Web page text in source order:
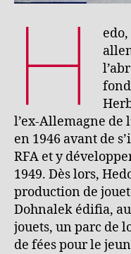
H
l’ex-Allemagne de
en 1946 avant de
RFA et y
1949. Dès lors,
production de
Dohnalek édifia,
jouets, un parc de
de fées pour le